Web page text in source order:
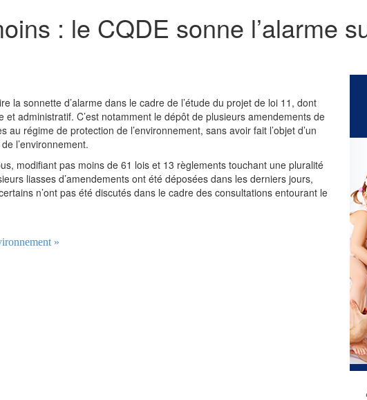
: le CQDE sonne l’alarme
la sonnette d’alarme dans le cadre de l’étude du projet de loi 11, dont
et administratif. C’est notamment le dépôt de plusieurs amendements de
régime de protection de l’environnement, sans avoir fait l’objet d’un
l’environnement.
modifiant pas moins de 61 lois et 13 règlements touchant une pluralité
liasses d’amendements ont été déposées dans les derniers jours,
n’ont pas été discutés dans le cadre des consultations entourant le
»